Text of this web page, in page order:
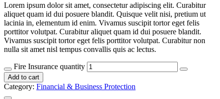
Lorem ipsum dolor sit amet, consectetur adipiscing elit. Curabitur
aliquet quam id dui posuere blandit. Quisque velit nisi, pretium ut
lacinia in, elementum id enim. Vivamus suscipit tortor eget felis
porttitor volutpat. Curabitur aliquet quam id dui posuere blandit.
Vivamus suscipit tortor eget felis porttitor volutpat. Curabitur non
nulla sit amet nisl tempus convallis quis ac lectus.
Fire Insurance quantity
Add to cart
Category: Financial & Business Protection